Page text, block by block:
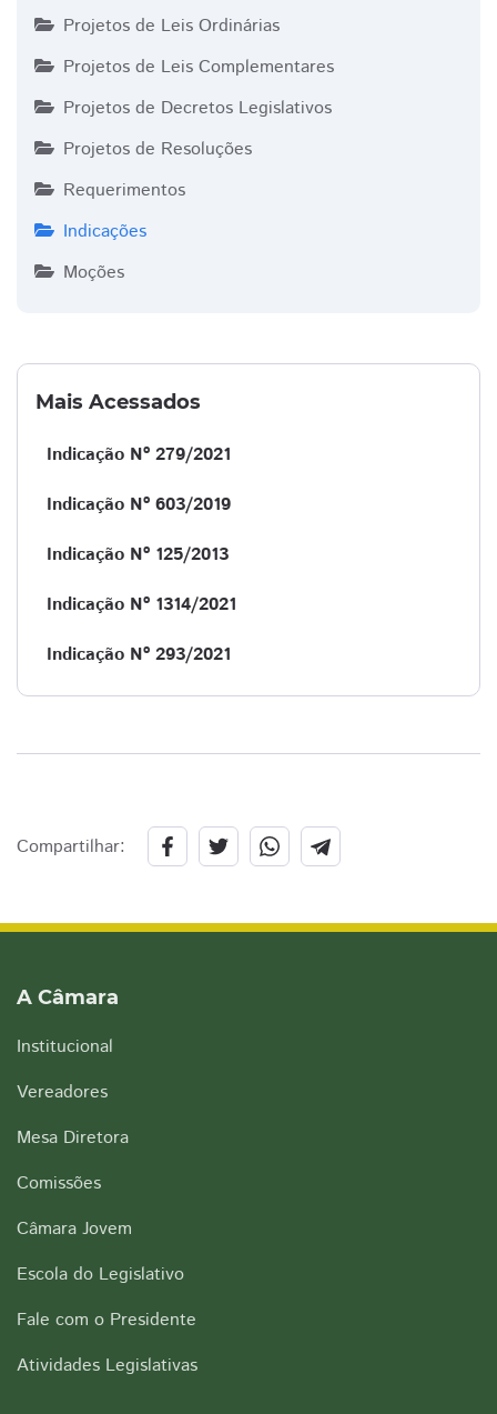
Projetos de Leis Ordinárias
Projetos de Leis Complementares
Projetos de Decretos Legislativos
Projetos de Resoluções
Requerimentos
Indicações
Moções
Mais Acessados
Indicação Nº 279/2021
Indicação Nº 603/2019
Indicação Nº 125/2013
Indicação Nº 1314/2021
Indicação Nº 293/2021
Compartilhar:
A Câmara
Institucional
Vereadores
Mesa Diretora
Comissões
Câmara Jovem
Escola do Legislativo
Fale com o Presidente
Atividades Legislativas